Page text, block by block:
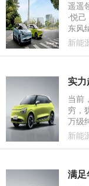
遥遥
·悦
东风
民而
新能
实力
当前
穷，
万级
入市
新能